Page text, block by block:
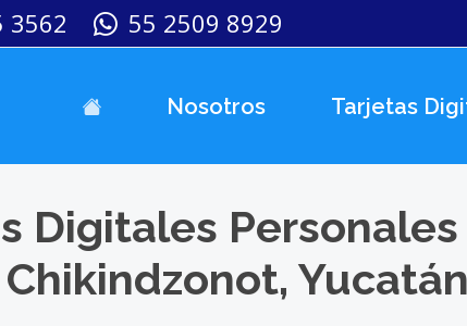
3562 55 2509 8929
Nosotros Tarjetas
Digitales Personales
Yucatán